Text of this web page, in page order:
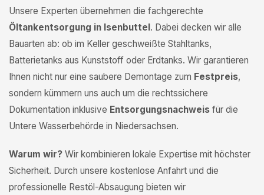
Unsere Experten übernehmen die fachgerechte
Öltankentsorgung in Isenbuttel. Dabei decken wir alle
Bauarten ab: ob im Keller geschweißte Stahltanks,
Batterietanks aus Kunststoff oder Erdtanks. Wir garantieren
Ihnen nicht nur eine saubere Demontage zum Festpreis,
sondern kümmern uns auch um die rechtssichere
Dokumentation inklusive Entsorgungsnachweis für die
Untere Wasserbehörde in Niedersachsen.
Warum wir? Wir kombinieren lokale Expertise mit höchster
Sicherheit. Durch unsere kostenlose Anfahrt und die
professionelle Restöl-Absaugung bieten wir